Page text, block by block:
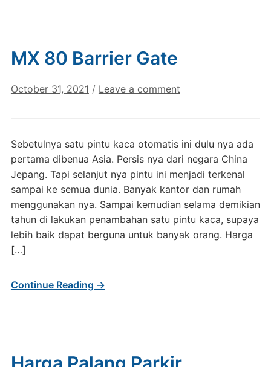
MX 80 Barrier Gate
October 31, 2021 / Leave a comment
Sebetulnya satu pintu kaca otomatis ini dulu nya ada
pertama dibenua Asia. Persis nya dari negara China
Jepang. Tapi selanjut nya pintu ini menjadi terkenal
sampai ke semua dunia. Banyak kantor dan rumah
menggunakan nya. Sampai kemudian selama demikian
tahun di lakukan penambahan satu pintu kaca, supaya
lebih baik dapat berguna untuk banyak orang. Harga
[…]
Continue Reading →